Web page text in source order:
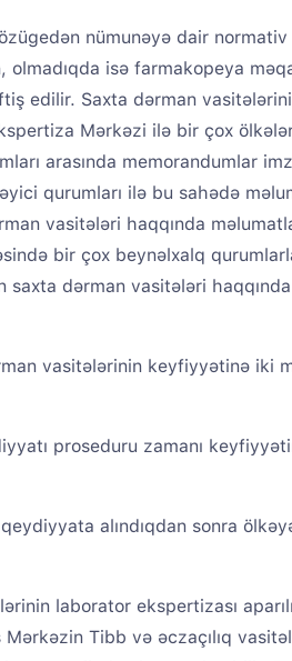
nümunəyə dair
olmadıqda isə farmakopeya
edilir. Saxta dərman
Mərkəzi ilə bir çox
arasında memorandumlar
qurumları ilə bu sahədə
vasitələri haqqında
bir çox beynəlxalq
saxta dərman vasitələri
vasitələrinin keyfiyyətinə iki
proseduru zamanı
alındıqdan sonra
laborator ekspertizası
Mərkəzin Tibb və əczaçılıq